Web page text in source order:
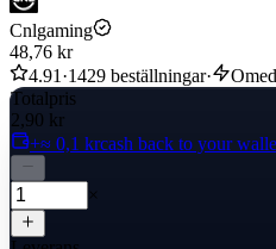
Cnlgaming
48,76 kr
4.91 ·1429 beställningar·
Totalpris
2,90 kr
+≈ 0,1 krcash back to your
×